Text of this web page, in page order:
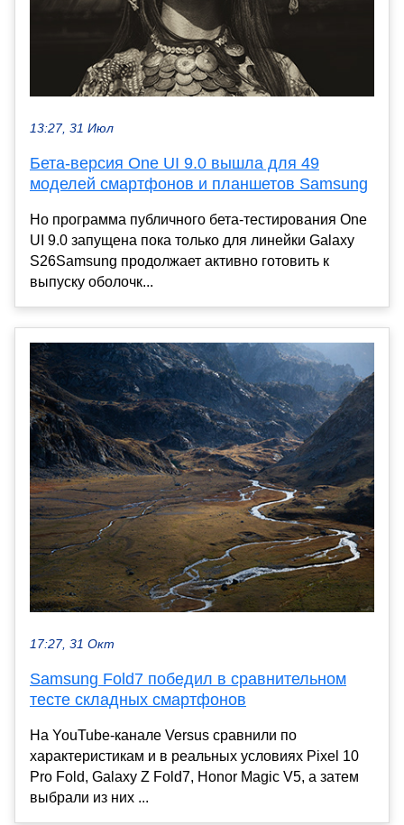
13:27, 31 Июл
Бета-версия One UI 9.0 вышла для 49
моделей смартфонов и планшетов Samsung
Но программа публичного бета-тестирования One
UI 9.0 запущена пока только для линейки Galaxy
S26Samsung продолжает активно готовить к
выпуску оболочк...
17:27, 31 Окт
Samsung Fold7 победил в сравнительном
тесте складных смартфонов
На YouTube-канале Versus сравнили по
характеристикам и в реальных условиях Pixel 10
Pro Fold, Galaxy Z Fold7, Honor Magic V5, а затем
выбрали из них ...